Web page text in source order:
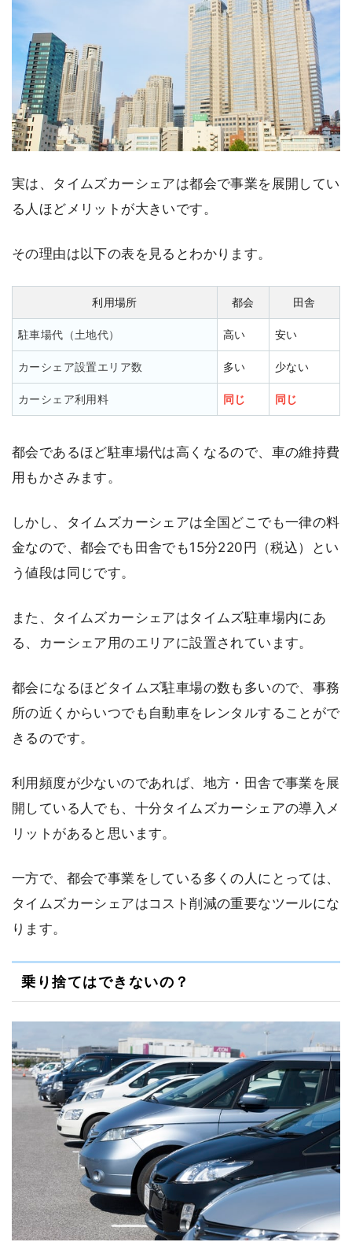
実は、タイムズカーシェアは都会で事業を展開してい
る人ほどメリットが大きいです。
その理由は以下の表を見るとわかります。
利用場所 都会 田舎
駐車場代（土地代） 高い 安い
カーシェア設置エリア数 多い 少ない
カーシェア利用料 同じ 同じ
都会であるほど駐車場代は高くなるので、車の維持費
用もかさみます。
しかし、タイムズカーシェアは全国どこでも一律の料
金なので、都会でも田舎でも15分220円（税込）とい
う値段は同じです。
また、タイムズカーシェアはタイムズ駐車場内にあ
る、カーシェア用のエリアに設置されています。
都会になるほどタイムズ駐車場の数も多いので、事務
所の近くからいつでも自動車をレンタルすることがで
きるのです。
利用頻度が少ないのであれば、地方・田舎で事業を展
開している人でも、十分タイムズカーシェアの導入メ
リットがあると思います。
一方で、都会で事業をしている多くの人にとっては、
タイムズカーシェアはコスト削減の重要なツールにな
ります。
乗り捨てはできないの？